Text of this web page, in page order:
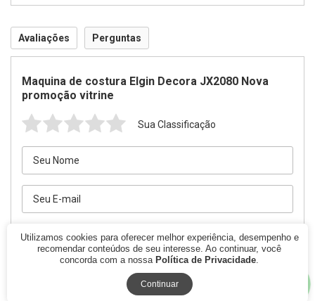
Avaliações Perguntas
Maquina de costura Elgin Decora JX2080 Nova
promoção vitrine
Sua Classificação
Utilizamos cookies para oferecer melhor experiência, desempenho e
recomendar conteúdos de seu interesse. Ao continuar, você
concorda com a nossa Política de Privacidade.
Continuar